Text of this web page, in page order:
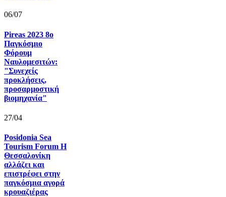
06/07
Pireas 2023 8ο
Παγκόσμιο
Φόρουμ
Ναυλομεσιτών:
"Συνεχείς
προκλήσεις,
προσαρμοστική
βιομηχανία"
27/04
Posidonia Sea
Tourism Forum Η
Θεσσαλονίκη
αλλάζει και
επιστρέφει στην
παγκόσμια αγορά
κρουαζιέρας